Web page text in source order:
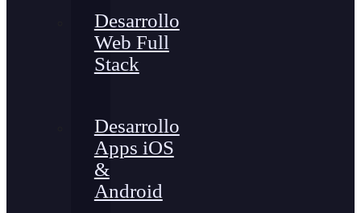
Desarrollo
Web Full
Stack
Desarrollo
Apps iOS
&
Android